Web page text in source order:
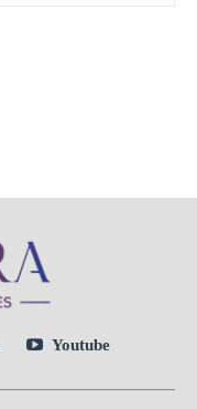
Youtube